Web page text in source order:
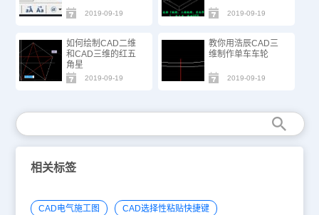
2019-09-19 2019-09-19
如何绘制CAD二维
和CAD三维的红五
角星
2019-09-19
教你用浩辰CAD三
维制作单车车轮
2019-09-19
相关标签
CAD电气施工图 CAD选择性粘贴快捷键